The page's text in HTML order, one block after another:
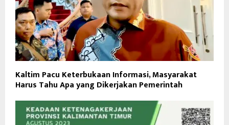
Kaltim Pacu Keterbukaan Informasi, Masyarakat
Harus Tahu Apa yang Dikerjakan Pemerintah